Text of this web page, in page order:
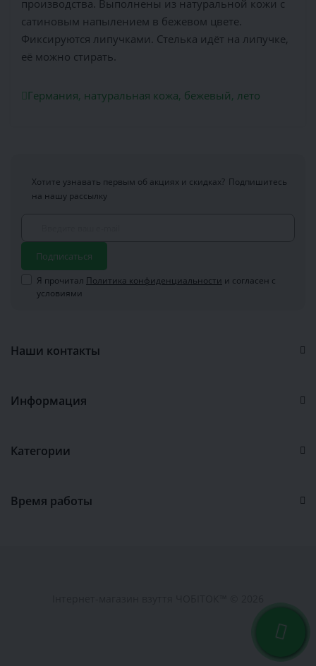
производства. Выполнены из натуральной кожи с
сатиновым напылением в бежевом цвете.
Фиксируются липучками. Стелька идёт на липучке,
её можно стирать.
Германия, натуральная кожа, бежевый, лето
Хотите узнавать первым об акциях и скидках? Подпишитесь
на нашу рассылку
Подписаться
Я прочитал Политика конфиденциальности и согласен с
условиями
Наши контакты
Информация
Категории
Время работы